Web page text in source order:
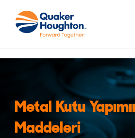
content
Metal Kutu
Maddeleri